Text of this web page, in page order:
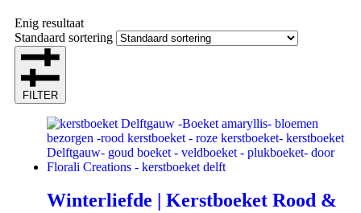
Enig resultaat
Standaard sortering
FILTER
Winterliefde | Kerstboeket Rood &